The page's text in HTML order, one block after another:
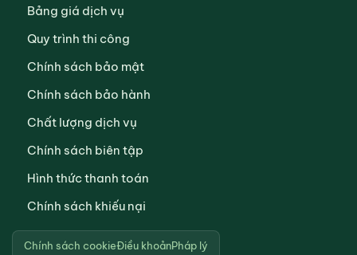
Bảng giá dịch vụ
Quy trình thi công
Chính sách bảo mật
Chính sách bảo hành
Chất lượng dịch vụ
Chính sách biên tập
Hình thức thanh toán
Chính sách khiếu nại
Chính sách cookieĐiều khoảnPháp lý